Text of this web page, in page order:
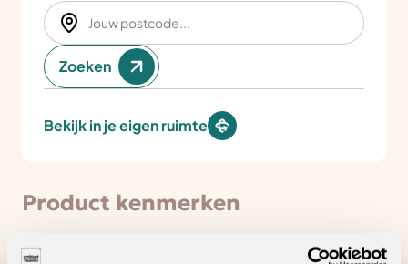
Zoeken
Bekijk in je eigen ruimte
Product kenmerken